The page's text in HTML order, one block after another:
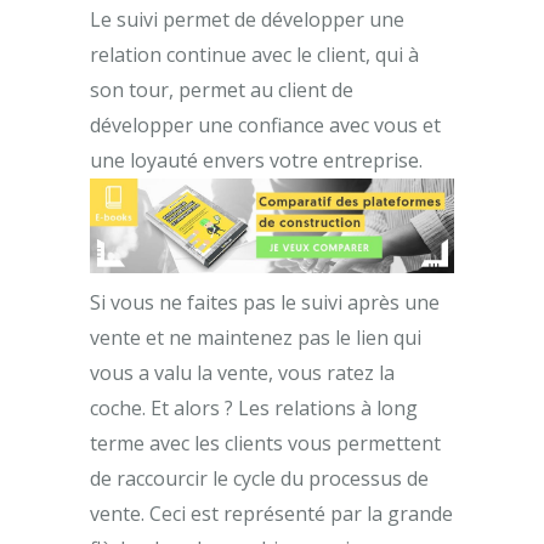
Le suivi permet de développer une
relation continue avec le client, qui à
son tour, permet au client de
développer une confiance avec vous et
une loyauté envers votre entreprise.
Si vous ne faites pas le suivi après une
vente et ne maintenez pas le lien qui
vous a valu la vente, vous ratez la
coche. Et alors ? Les relations à long
terme avec les clients vous permettent
de raccourcir le cycle du processus de
vente. Ceci est représenté par la grande